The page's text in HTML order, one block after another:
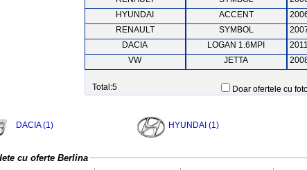
HYUNDAI
ACCENT
RENAULT
SYMBOL
DACIA
LOGAN 1.6MPI 2011
VW
JETTA
Total:5 Doar ofertele cu
DACIA (1) HYUNDAI (1)
cu oferte Berlina